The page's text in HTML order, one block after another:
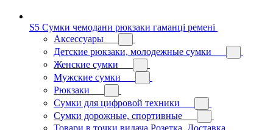
S5 Сумки чемодани рюкзаки гаманці ремені
Аксессуары
Детские рюкзаки, молодежные сумки
Женские сумки
Мужские сумки
Рюкзаки
Сумки для цифровой техники
Сумки дорожные, спортивные
Товари в точки видача Розетка. Доставка